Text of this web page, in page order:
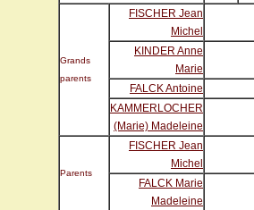
Grands
parents
FISCHER Jean
Michel
KINDER Anne
Marie
FALCK Antoine
KAMMERLOCHER
(Marie) Madeleine
Parents
FISCHER Jean
Michel
FALCK Marie
Madeleine